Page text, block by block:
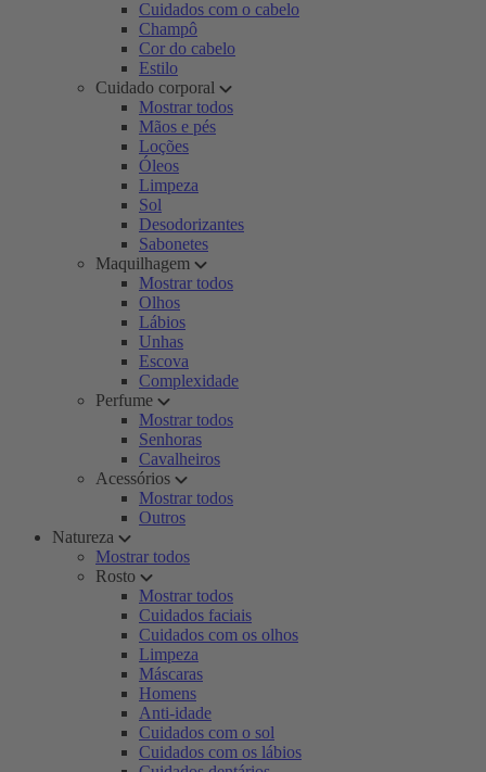
Cuidados com o cabelo
Champô
Cor do cabelo
Estilo
Cuidado corporal
Mostrar todos
Mãos e pés
Loções
Óleos
Limpeza
Sol
Desodorizantes
Sabonetes
Maquilhagem
Mostrar todos
Olhos
Lábios
Unhas
Escova
Complexidade
Perfume
Mostrar todos
Senhoras
Cavalheiros
Acessórios
Mostrar todos
Outros
Natureza
Mostrar todos
Rosto
Mostrar todos
Cuidados faciais
Cuidados com os olhos
Limpeza
Máscaras
Homens
Anti-idade
Cuidados com o sol
Cuidados com os lábios